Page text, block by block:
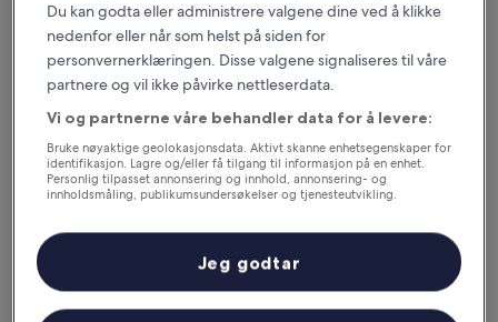
Gode grunner til å laste ned appen
vår
Motta rabatter på utvalgte hoteller i appen.
Du kan godta eller administrere valgene dine ved å klikke
nedenfor eller når som helst på siden for
personvernerklæringen. Disse valgene signaliseres til våre
partnere og vil ikke påvirke nettleserdata.
Vi og partnerne våre behandler data for å levere:
Bruke nøyaktige geolokasjonsdata. Aktivt skanne enhetsegenskaper for
identifikasjon. Lagre og/eller få tilgang til informasjon på en enhet.
Personlig tilpasset annonsering og innhold, annonsering- og
innholdsmåling, publikumsundersøkelser og tjenesteutvikling.
Jeg godtar